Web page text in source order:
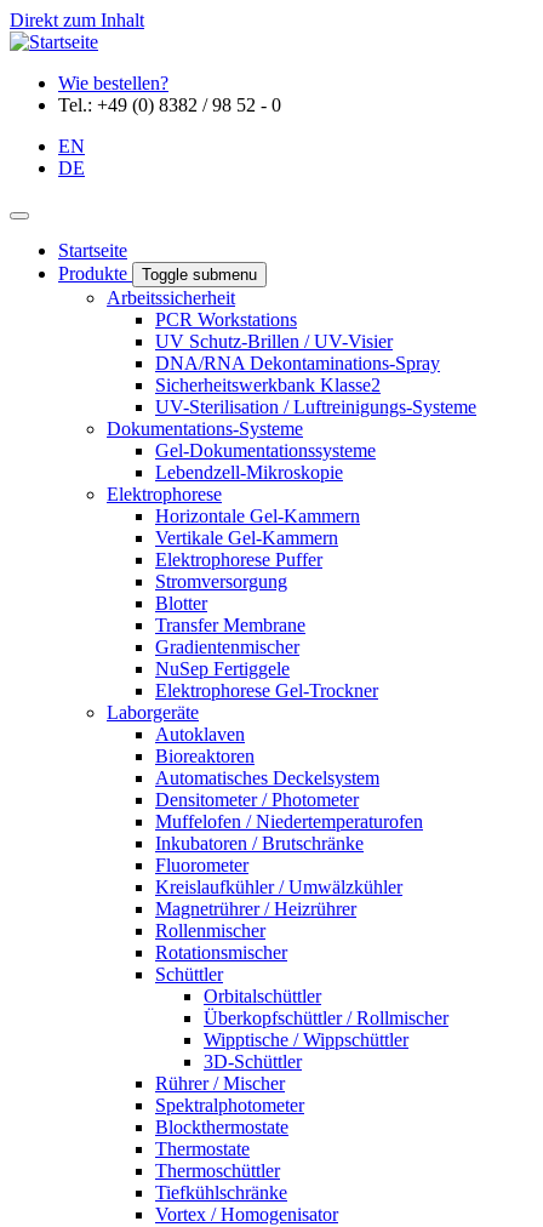
Direkt zum Inhalt
Wie bestellen?
Tel.: +49 (0) 8382 / 98 52 - 0
EN
DE
Startseite
Produkte
Toggle submenu
Arbeitssicherheit
PCR Workstations
UV Schutz-Brillen / UV-Visier
DNA/RNA Dekontaminations-Spray
Sicherheitswerkbank Klasse2
UV-Sterilisation / Luftreinigungs-Systeme
Dokumentations-Systeme
Gel-Dokumentationssysteme
Lebendzell-Mikroskopie
Elektrophorese
Horizontale Gel-Kammern
Vertikale Gel-Kammern
Elektrophorese Puffer
Stromversorgung
Blotter
Transfer Membrane
Gradientenmischer
NuSep Fertiggele
Elektrophorese Gel-Trockner
Laborgeräte
Autoklaven
Bioreaktoren
Automatisches Deckelsystem
Densitometer / Photometer
Muffelofen / Niedertemperaturofen
Inkubatoren / Brutschränke
Fluorometer
Kreislaufkühler / Umwälzkühler
Magnetrührer / Heizrührer
Rollenmischer
Rotationsmischer
Schüttler
Orbitalschüttler
Überkopfschüttler / Rollmischer
Wipptische / Wippschüttler
3D-Schüttler
Rührer / Mischer
Spektralphotometer
Blockthermostate
Thermostate
Thermoschüttler
Tiefkühlschränke
Vortex / Homogenisator